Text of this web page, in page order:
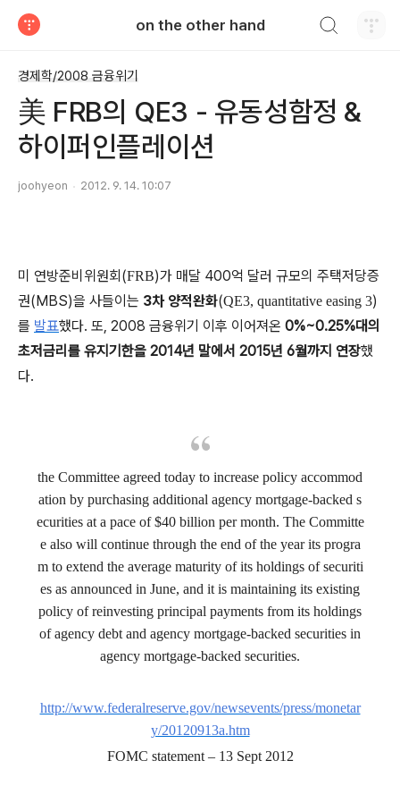
on the other hand
경제학/2008 금융위기
美 FRB의 QE3 - 유동성함정 &
하이퍼인플레이션
joohyeon 2012. 9. 14. 10:07
미 연방준비위원회(FRB)가 매달 400억 달러 규모의 주택저당증
권(MBS)을 사들이는 3차 양적완화(QE3, quantitative easing 3)
를 발표했다. 또, 2008 금융위기 이후 이어져온 0%~0.25%대의
초저금리를 유지기한을 2014년 말에서 2015년 6월까지 연장했
다.
the Committee agreed today to increase policy accommod
ation by purchasing additional agency mortgage-backed s
ecurities at a pace of $40 billion per month. The Committe
e also will continue through the end of the year its progra
m to extend the average maturity of its holdings of securiti
es as announced in June, and it is maintaining its existing
policy of reinvesting principal payments from its holdings
of agency debt and agency mortgage-backed securities in
agency mortgage-backed securities.
http://www.federalreserve.gov/newsevents/press/monetar
y/20120913a.htm
FOMC statement – 13 Sept 2012